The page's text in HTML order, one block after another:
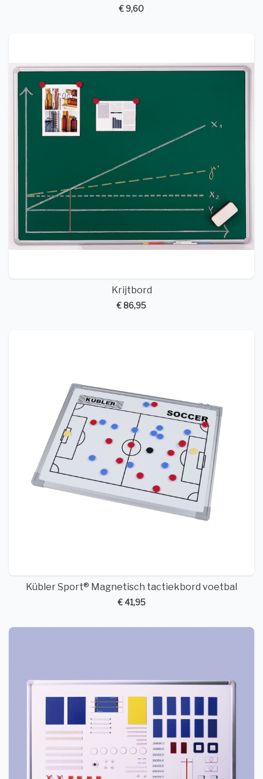
€ 9,60
Krijtbord
€ 86,95
Kübler Sport® Magnetisch tactiekbord voetbal
€ 41,95